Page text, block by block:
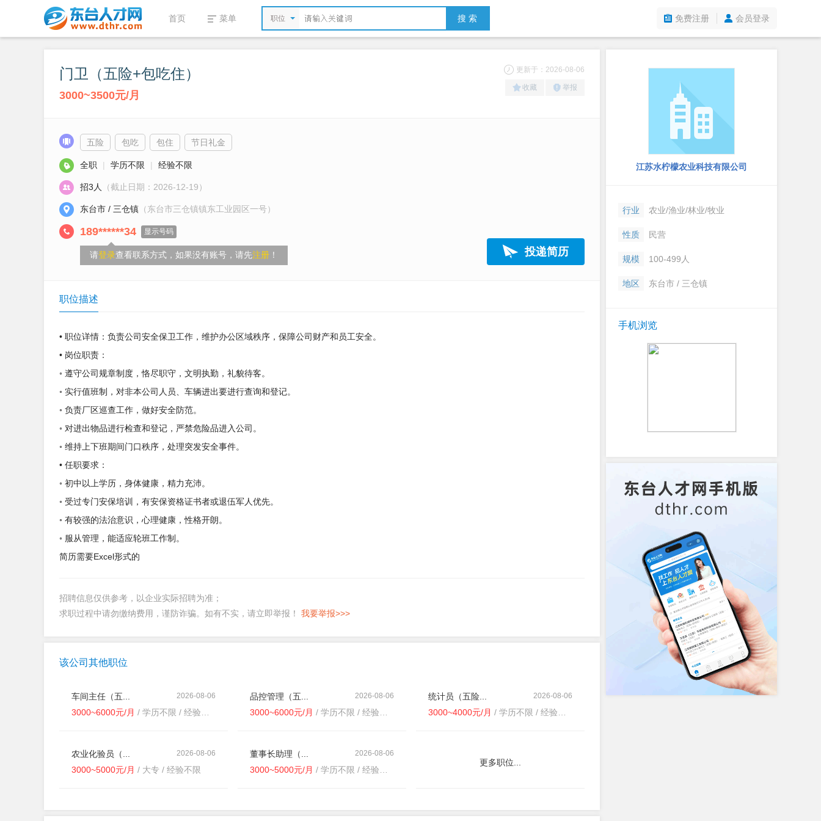
首页 菜单 职位 搜 索 免费注册 会员登录
门卫（五险+包吃住）
3000~3500元/月
更新于：2026-08-06
收藏 举报
五险 包吃 包住 节日礼金
全职 | 学历不限 | 经验不限
招3人 （截止日期：2026-12-19）
东台市 / 三仓镇 （东台市三仓镇镇东工业园区一号）
189******34 显示号码
请登录查看联系方式，如果没有账号，请先注册 ！ 投递简历
职位描述
• 职位详情：负责公司安全保卫工作，维护办公区域秩序，保障公司财产和员工安全。
• 岗位职责：
◦ 遵守公司规章制度，恪尽职守，文明执勤，礼貌待客。
◦ 实行值班制，对非本公司人员、车辆进出要进行查询和登记。
◦ 负责厂区巡查工作，做好安全防范。
◦ 对进出物品进行检查和登记，严禁危险品进入公司。
◦ 维持上下班期间门口秩序，处理突发安全事件。
• 任职要求：
◦ 初中以上学历，身体健康，精力充沛。
◦ 受过专门安保培训，有安保资格证书者或退伍军人优先。
◦ 有较强的法治意识，心理健康，性格开朗。
◦ 服从管理，能适应轮班工作制。
简历需要Excel形式的
招聘信息仅供参考，以企业实际招聘为准；
求职过程中请勿缴纳费用，谨防诈骗。如有不实，请立即举报！ 我要举报>>>
该公司其他职位
2026-08-06
车间主任（五...
3000~6000元/月 / 学历不限 / 经验不限
2026-08-06
品控管理（五...
3000~6000元/月 / 学历不限 / 经验不限
2026-08-06
统计员（五险...
3000~4000元/月 / 学历不限 / 经验不限
2026-08-06
农业化验员（...
3000~5000元/月 / 大专 / 经验不限
2026-08-06
董事长助理（...
3000~5000元/月 / 学历不限 / 经验不限
更多职位...
江苏水柠檬农业科技有限公司
行业 农业/渔业/林业/牧业
性质 民营
规模 100-499人
地区 东台市 / 三仓镇
手机浏览